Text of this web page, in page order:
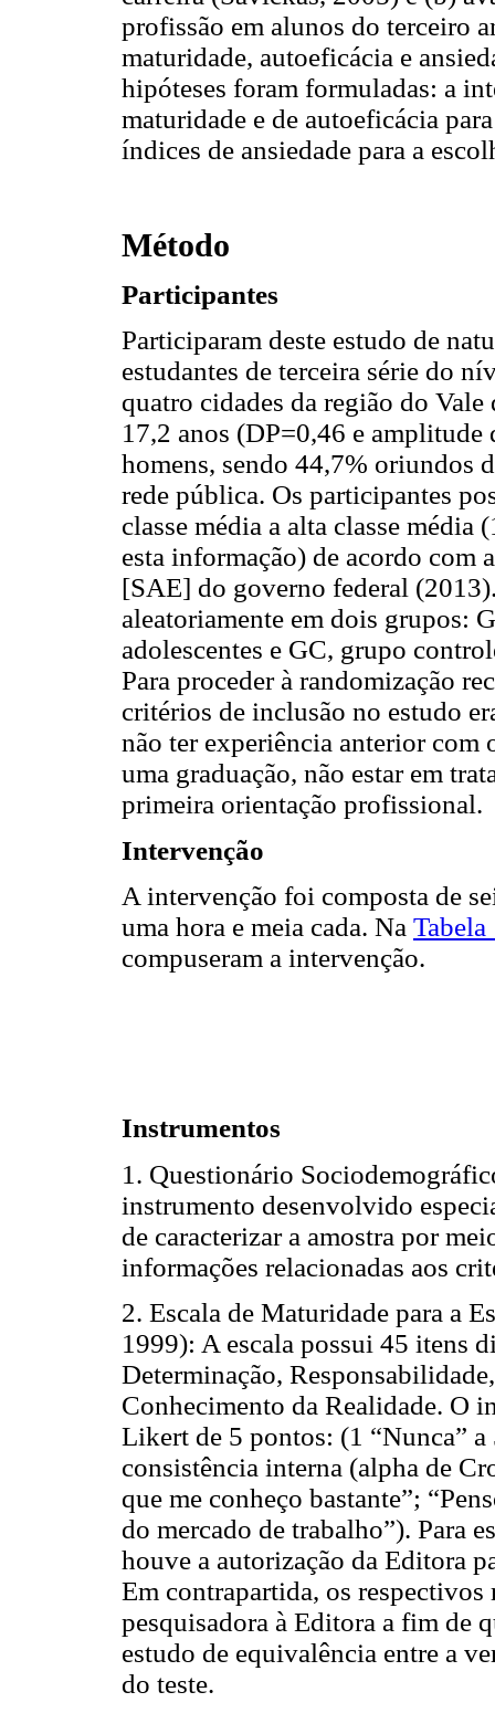
profissão em alunos do terceiro
maturidade, autoeficácia e
hipóteses foram formuladas: a
maturidade e de autoeficácia
índices de ansiedade para a
Método
Participantes
Participaram deste estudo de
estudantes de terceira série do
quatro cidades da região do
17,2 anos (DP=0,46 e
homens, sendo 44,7% oriundos
rede pública. Os participantes
classe média a alta classe
esta informação) de acordo com
[SAE] do governo federal
aleatoriamente em dois grupos:
adolescentes e GC, grupo
Para proceder à randomização
critérios de inclusão no estudo
não ter experiência anterior
uma graduação, não estar em
primeira orientação profissional.
Intervenção
A intervenção foi composta de
uma hora e meia cada. Na Tabela
compuseram a intervenção.
Instrumentos
1. Questionário
instrumento desenvolvido
de caracterizar a amostra por
informações relacionadas aos
2. Escala de Maturidade para a
1999): A escala possui 45 itens
Determinação,
Conhecimento da Realidade. O
Likert de 5 pontos: (1 “Nunca” a
consistência interna (alpha de
que me conheço bastante”;
do mercado de trabalho”). Para
houve a autorização da Editora
Em contrapartida, os
pesquisadora à Editora a fim de
estudo de equivalência entre a
do teste.